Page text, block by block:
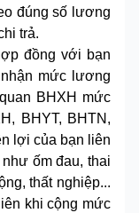
đúng số lương
trả.
đồng với bạn
mức lương
BHXH mức
BHYT, BHTN,
lợi của bạn liên
ốm đau, thai
thất nghiệp...
khi cộng mức